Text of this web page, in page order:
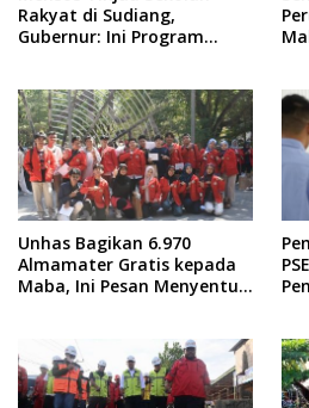
Rakyat di Sudiang,
Gubernur: Ini Program
Unhas Bagikan 6.970
Almamater Gratis kepada
Maba, Ini Pesan Menyentuh